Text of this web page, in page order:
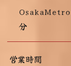
OsakaMetro
分
営業時間